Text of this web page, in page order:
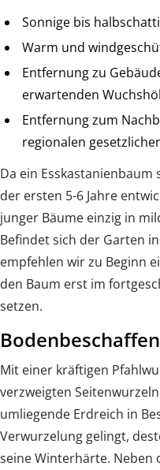
Sonnige bis
Warm und
Entfernung zu
erwartenden
Entfernung zum
regionalen
Da ein
der ersten 5-6 Jahre
junger Bäume einzig in
Befindet sich der Garten
empfehlen wir zu Beginn
den Baum erst im
setzen.
Mit einer kräftigen
verzweigten
umliegende Erdreich in
Verwurzelung gelingt,
seine Winterhärte. Neben